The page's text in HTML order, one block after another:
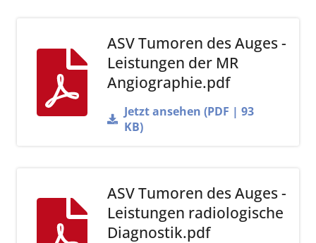
ASV Tumoren des Auges -
Leistungen der MR
Angiographie.pdf
Jetzt ansehen (PDF | 93
KB)
ASV Tumoren des Auges -
Leistungen radiologische
Diagnostik.pdf